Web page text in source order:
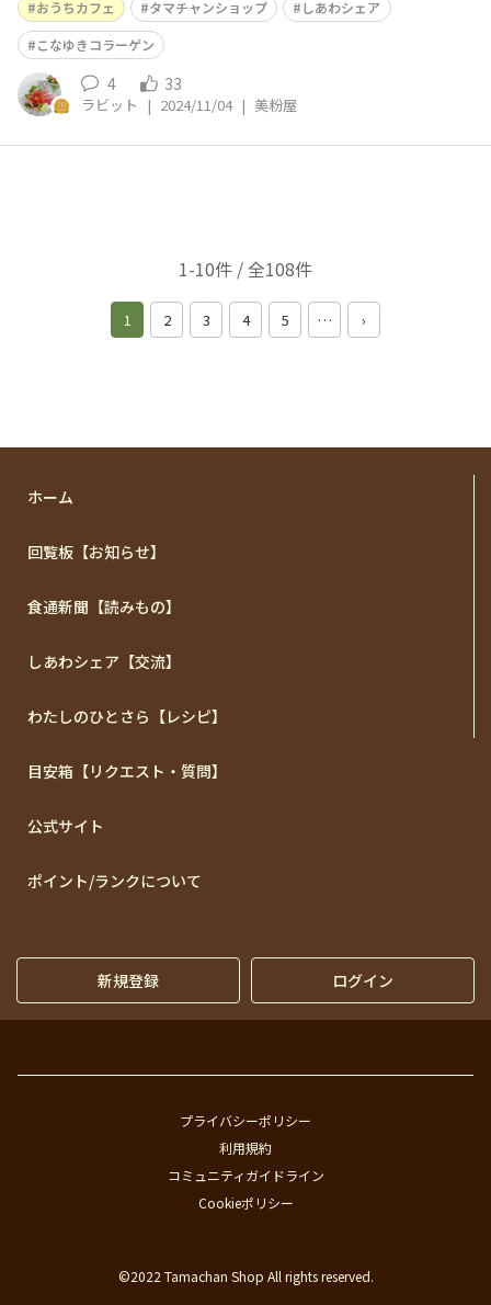
おうちカフェ
タマチャンショップ
しあわシェア
こなゆきコラーゲン
4 33
ラビット | 2024/11/04 | 美粉屋
1-10件 / 全108件
1 2 3 4 5 … ›
ホーム
回覧板【お知らせ】
食通新聞【読みもの】
しあわシェア【交流】
わたしのひとさら【レシピ】
目安箱【リクエスト・質問】
公式サイト
ポイント/ランクについて
新規登録 ログイン
プライバシーポリシー
利用規約
コミュニティガイドライン
Cookieポリシー
©2022 Tamachan Shop All rights reserved.